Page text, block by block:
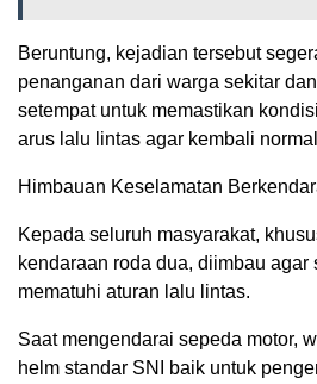
Beruntung, kejadian tersebut
penanganan dari warga sekitar
setempat untuk memastikan
arus lalu lintas agar kembali
Himbauan Keselamatan
Kepada seluruh masyarakat,
kendaraan roda dua, diimbau agar
mematuhi aturan lalu lintas.
Saat mengendarai sepeda motor,
helm standar SNI baik untuk